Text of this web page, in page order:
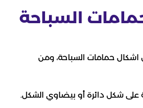
السباحة
اشكال حمامات السباحة، ومن
على شكل دائرة أو بيضاوي الشكل.